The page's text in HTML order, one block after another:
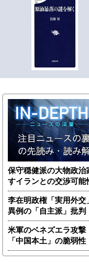
保守穏健派の大物政
すイランとの交渉可能
李在明政権「実用外
異例の「自主派」批判
米軍のベネズエラ攻撃
「中国本土」の脆弱性